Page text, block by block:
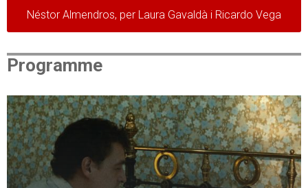
Néstor Almendros, per Laura Gavaldà i Ricardo Vega
Programme